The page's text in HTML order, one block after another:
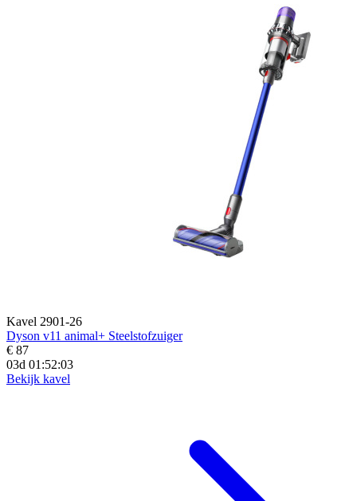
Kavel 2901-26
Dyson v11 animal+ Steelstofzuiger
€ 87
03d 01:52:01
Bekijk kavel